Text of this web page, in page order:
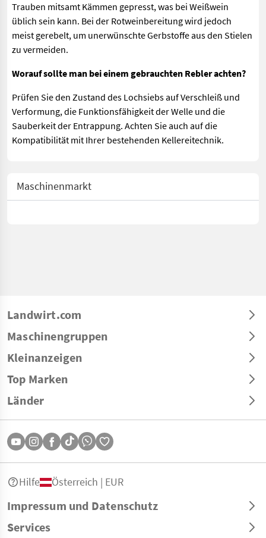
Trauben mitsamt Kämmen gepresst, was bei Weißwein
üblich sein kann. Bei der Rotweinbereitung wird jedoch
meist gerebelt, um unerwünschte Gerbstoffe aus den Stielen
zu vermeiden.
Worauf sollte man bei einem gebrauchten Rebler achten?
Prüfen Sie den Zustand des Lochsiebs auf Verschleiß und
Verformung, die Funktionsfähigkeit der Welle und die
Sauberkeit der Entrappung. Achten Sie auch auf die
Kompatibilität mit Ihrer bestehenden Kellereitechnik.
Maschinenmarkt
Landwirt.com
Maschinengruppen
Kleinanzeigen
Top Marken
Länder
Impressum und Datenschutz
Services
Hilfe Österreich | EUR